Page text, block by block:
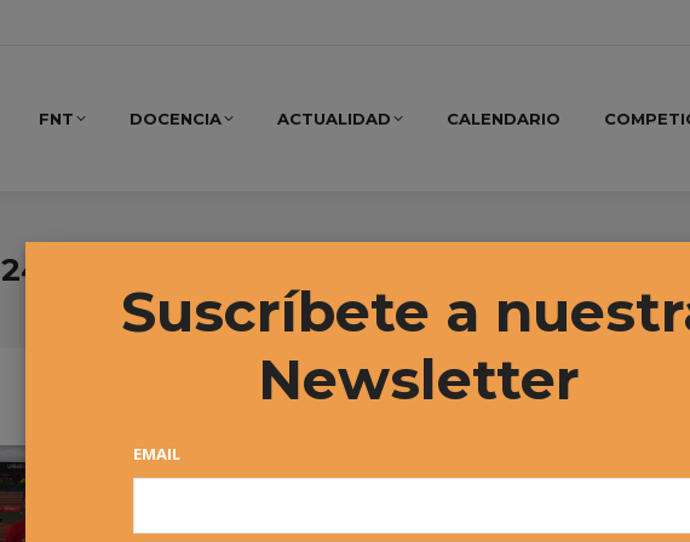
FNT DOCENCIA ACTUALIDAD CALENDARIO
24 junio, 2021
Suscríbete a
Newsletter
EMAIL